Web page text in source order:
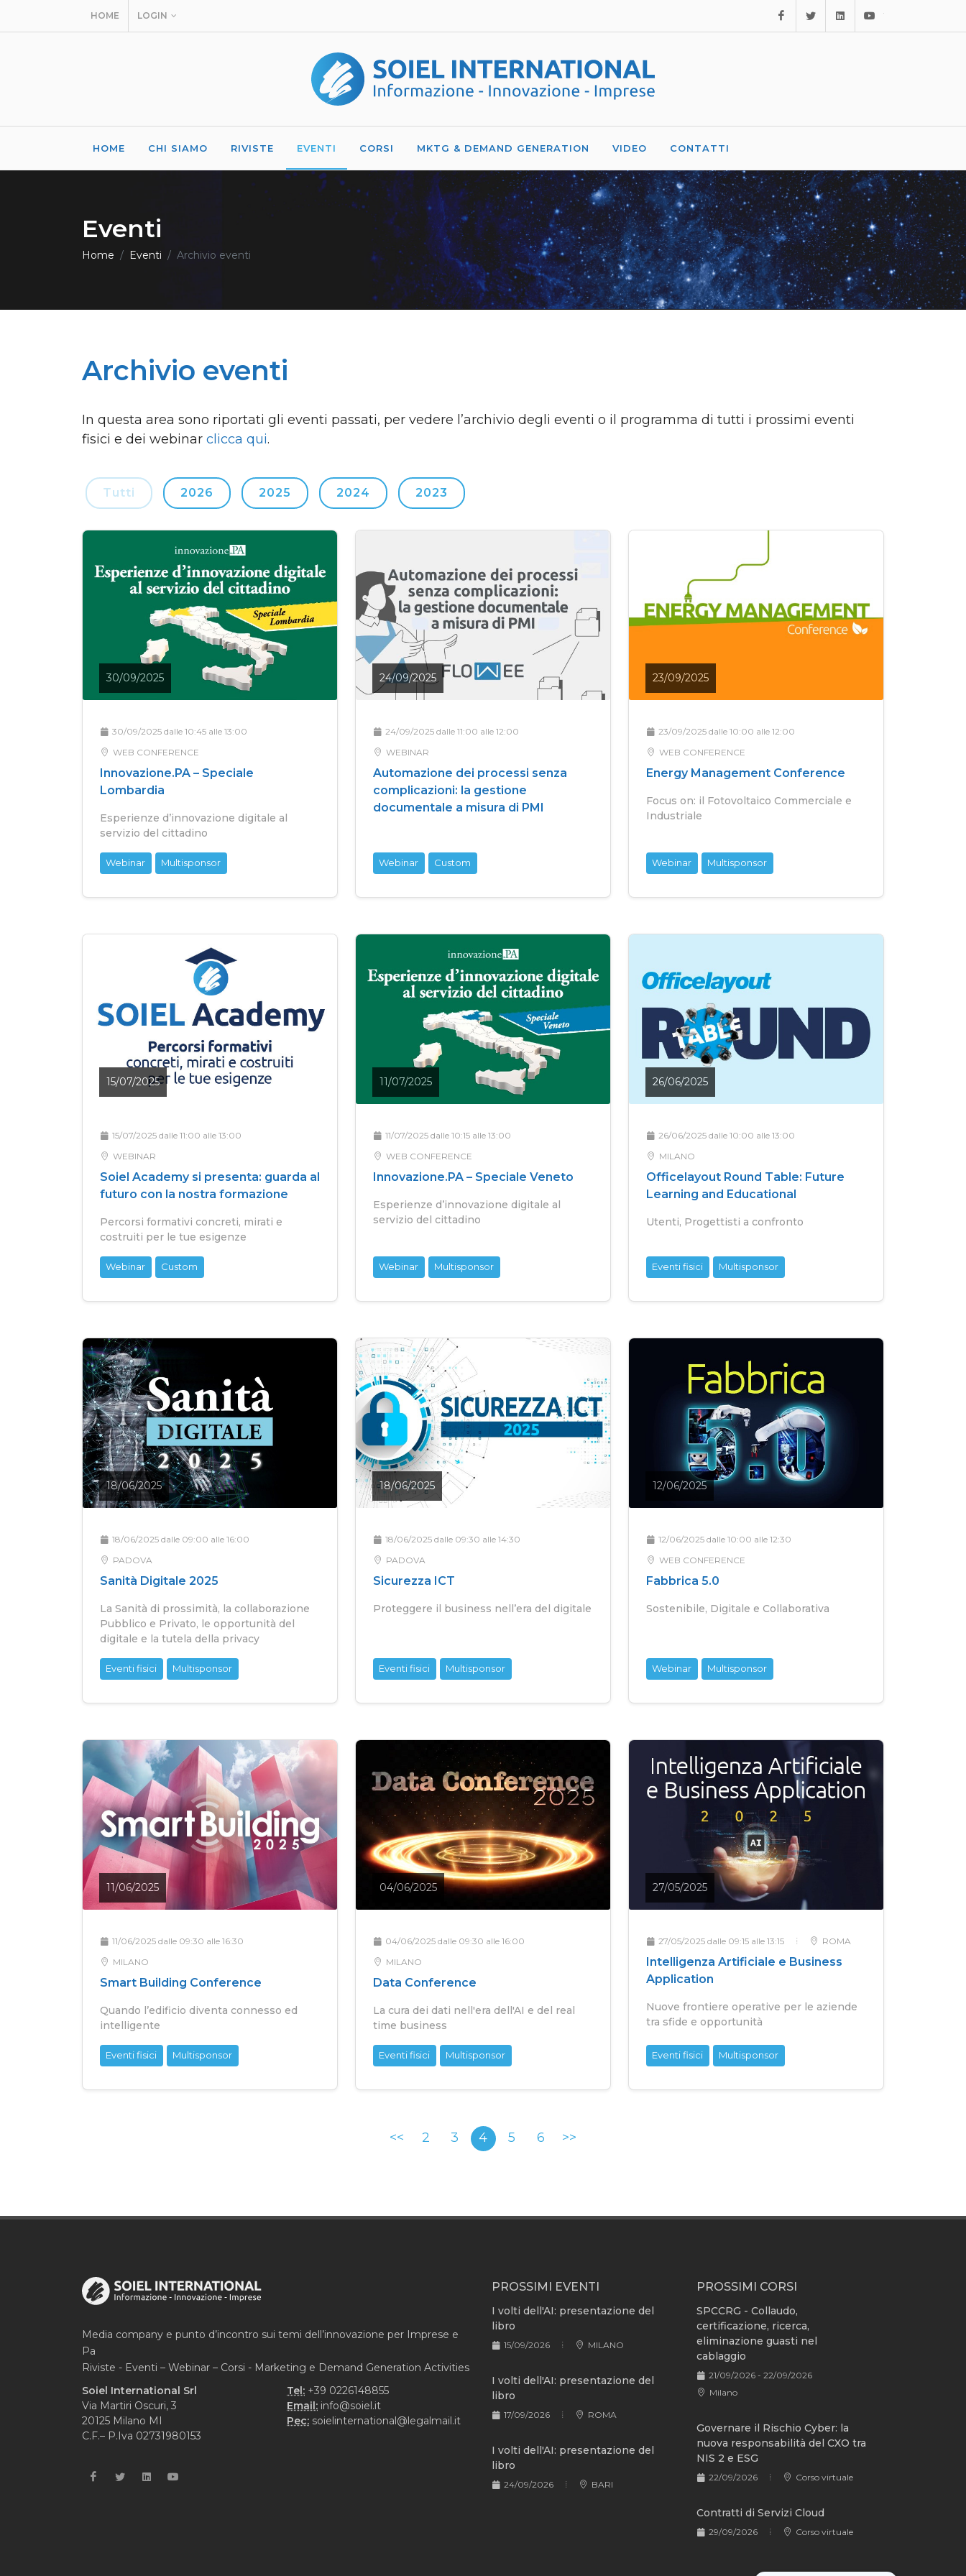
HOME LOGIN FacebookTwitter Linkedin
HOME CHI SIAMO RIVISTE EVENTI CORSI MKTG & DEMAND GENERATION VIDEO CONTATTI
Eventi
Home Eventi Archivio eventi
Archivio eventi
In questa area sono riportati gli eventi passati, per vedere l’archivio degli eventi o il programma di tutti i prossimi eventi
fisici e dei webinar clicca qui.
Tutti 2026 2025 2024 2023
30/09/2025
30/09/2025 dalle 10:45 alle 13:00
WEB CONFERENCE
Innovazione.PA – Speciale
Lombardia
Esperienze d’innovazione digitale al
servizio del cittadino
Webinar Multisponsor
24/09/2025
24/09/2025 dalle 11:00 alle 12:00
WEBINAR
Automazione dei processi senza
complicazioni: la gestione
documentale a misura di PMI
Webinar Custom
23/09/2025
23/09/2025 dalle 10:00 alle 12:00
WEB CONFERENCE
Energy Management Conference
Focus on: il Fotovoltaico Commerciale e
Industriale
Webinar Multisponsor
15/07/2025
15/07/2025 dalle 11:00 alle 13:00
WEBINAR
Soiel Academy si presenta: guarda al
futuro con la nostra formazione
Percorsi formativi concreti, mirati e
costruiti per le tue esigenze
Webinar Custom
11/07/2025
11/07/2025 dalle 10:15 alle 13:00
WEB CONFERENCE
Innovazione.PA – Speciale Veneto
Esperienze d’innovazione digitale al
servizio del cittadino
Webinar Multisponsor
26/06/2025
26/06/2025 dalle 10:00 alle 13:00
MILANO
Officelayout Round Table: Future
Learning and Educational
Utenti, Progettisti a confronto
Eventi fisici Multisponsor
18/06/2025
18/06/2025 dalle 09:00 alle 16:00
PADOVA
Sanità Digitale 2025
La Sanità di prossimità, la collaborazione
Pubblico e Privato, le opportunità del
digitale e la tutela della privacy
Eventi fisici Multisponsor
18/06/2025
18/06/2025 dalle 09:30 alle 14:30
PADOVA
Sicurezza ICT
Proteggere il business nell’era del digitale
Eventi fisici Multisponsor
12/06/2025
12/06/2025 dalle 10:00 alle 12:30
WEB CONFERENCE
Fabbrica 5.0
Sostenibile, Digitale e Collaborativa
Webinar Multisponsor
11/06/2025
11/06/2025 dalle 09:30 alle 16:30
MILANO
Smart Building Conference
Quando l’edificio diventa connesso ed
intelligente
Eventi fisici Multisponsor
04/06/2025
04/06/2025 dalle 09:30 alle 16:00
MILANO
Data Conference
La cura dei dati nell'era dell'AI e del real
time business
Eventi fisici Multisponsor
27/05/2025
27/05/2025 dalle 09:15 alle 13:15 ROMA
Intelligenza Artificiale e Business
Application
Nuove frontiere operative per le aziende
tra sfide e opportunità
Eventi fisici Multisponsor
<< 2 3 4 5 6 >>
Media company e punto d’incontro sui temi dell’innovazione per Imprese e
Pa
Riviste - Eventi – Webinar – Corsi - Marketing e Demand Generation Activities
Soiel International Srl
Via Martiri Oscuri, 3
20125 Milano MI
C.F.– P.Iva 02731980153
Tel: +39 0226148855
Email: info@soiel.it
Pec: soielinternational@legalmail.it
PROSSIMI EVENTI
I volti dell'AI: presentazione del
libro
15/09/2026 MILANO
I volti dell'AI: presentazione del
libro
17/09/2026 ROMA
I volti dell'AI: presentazione del
libro
24/09/2026 BARI
PROSSIMI CORSI
SPCCRG - Collaudo,
certificazione, ricerca,
eliminazione guasti nel
cablaggio
21/09/2026 - 22/09/2026
Milano
Governare il Rischio Cyber: la
nuova responsabilità del CXO tra
NIS 2 e ESG
22/09/2026 Corso virtuale
Contratti di Servizi Cloud
29/09/2026 Corso virtuale